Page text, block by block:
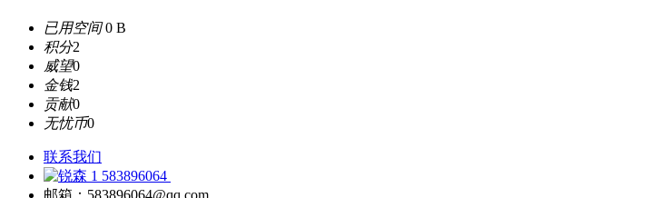
已用空间0 B
积分2
威望0
金钱2
贡献0
无忧币0
联系我们
583896064
邮箱：583896064@qq.com